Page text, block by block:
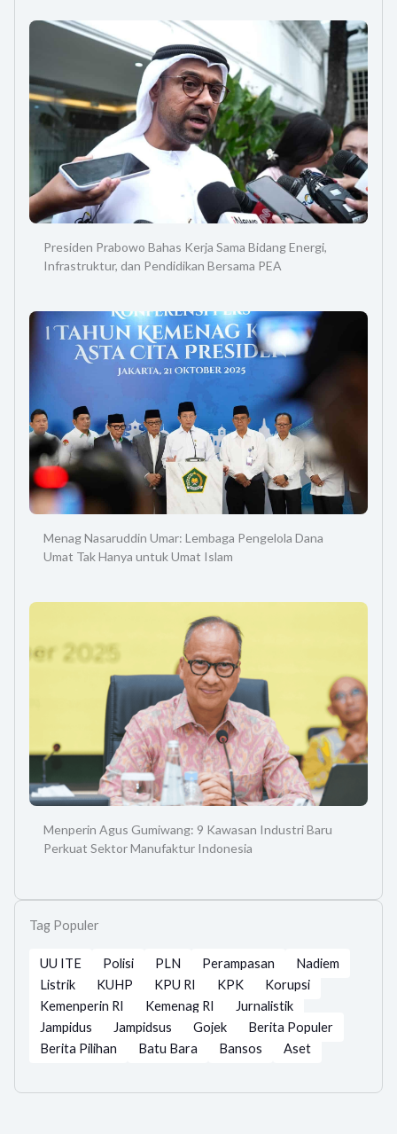
Presiden Prabowo Bahas Kerja Sama Bidang Energi,
Infrastruktur, dan Pendidikan Bersama PEA
Menag Nasaruddin Umar: Lembaga Pengelola Dana
Umat Tak Hanya untuk Umat Islam
Menperin Agus Gumiwang: 9 Kawasan Industri Baru
Perkuat Sektor Manufaktur Indonesia
Tag Populer
UU ITE Polisi PLN Perampasan
Nadiem
Listrik
KUHP KPU RI KPK
Korupsi
Kemenperin RI
Kemenag RI
Jurnalistik
Jampidus
Jampidsus Gojek
Berita Populer
Berita Pilihan
Batu Bara Bansos Aset